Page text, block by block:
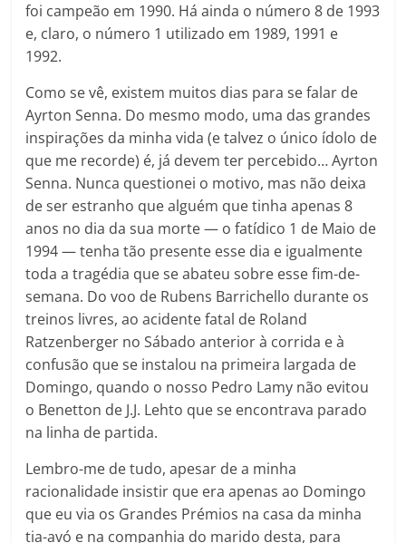
foi campeão em 1990. Há ainda o número 8 de 1993
e, claro, o número 1 utilizado em 1989, 1991 e
1992.
Como se vê, existem muitos dias para se falar de
Ayrton Senna. Do mesmo modo, uma das grandes
inspirações da minha vida (e talvez o único ídolo de
que me recorde) é, já devem ter percebido… Ayrton
Senna. Nunca questionei o motivo, mas não deixa
de ser estranho que alguém que tinha apenas 8
anos no dia da sua morte — o fatídico 1 de Maio de
1994 — tenha tão presente esse dia e igualmente
toda a tragédia que se abateu sobre esse fim-de-
semana. Do voo de Rubens Barrichello durante os
treinos livres, ao acidente fatal de Roland
Ratzenberger no Sábado anterior à corrida e à
confusão que se instalou na primeira largada de
Domingo, quando o nosso Pedro Lamy não evitou
o Benetton de J.J. Lehto que se encontrava parado
na linha de partida.
Lembro-me de tudo, apesar de a minha
racionalidade insistir que era apenas ao Domingo
que eu via os Grandes Prémios na casa da minha
tia-avó e na companhia do marido desta, para